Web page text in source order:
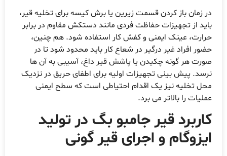
زمان باز کردن قسمت زیرین یا برش کیسه برای تخلیه قیر،
از تجهیزات حفاظت فردی مانند دستکش مقاوم در برابر
عینک ایمنی و کفش کار استفاده شود. هم چنین،
افراد غیر درگیر در شعاع کار باید محدود شود تا در
هر گونه چکیدن یا پاشش قیر داغ، آسیبی به آن ها
پیش بینی تجهیزات اولیه برای اطفای حریق در نزدیک
تخلیه نیز یک اقدام احتیاطی است که سطح ایمنی
را بالاتر می برد.
قیر جامبو بگ در تولید
و اجرای قیر گونی